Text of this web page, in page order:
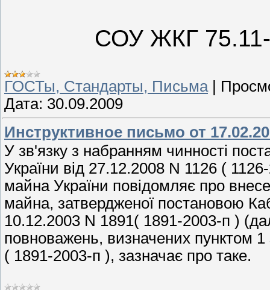
СОУ ЖКГ
ГОСТы, Стандарты, Письма |
Дата: 30.09.2009
Инструктивное письмо от
У зв'язку з набранням чинності
України від 27.12.2008 N 1126 (
майна України повідомляє про
майна, затвердженої постановою
10.12.2003 N 1891( 1891-2003-п )
повноважень, визначених пунктом 1
( 1891-2003-п ), зазначає про таке.